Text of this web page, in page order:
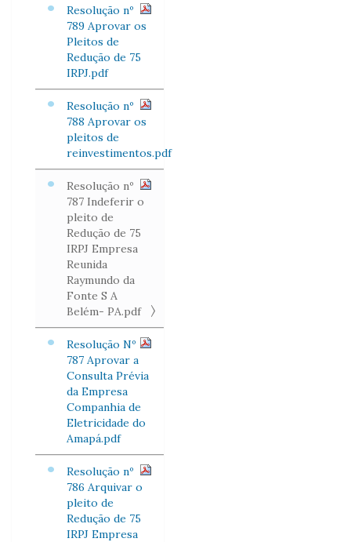
Resolução nº
789 Aprovar os
Pleitos de
Redução de 75
IRPJ.pdf
Resolução nº
788 Aprovar os
pleitos de
reinvestimentos.pdf
Resolução nº
787 Indeferir o
pleito de
Redução de 75
IRPJ Empresa
Reunida
Raymundo da
Fonte S A
Belém- PA.pdf
Resolução Nº
787 Aprovar a
Consulta Prévia
da Empresa
Companhia de
Eletricidade do
Amapá.pdf
Resolução nº
786 Arquivar o
pleito de
Redução de 75
IRPJ Empresa